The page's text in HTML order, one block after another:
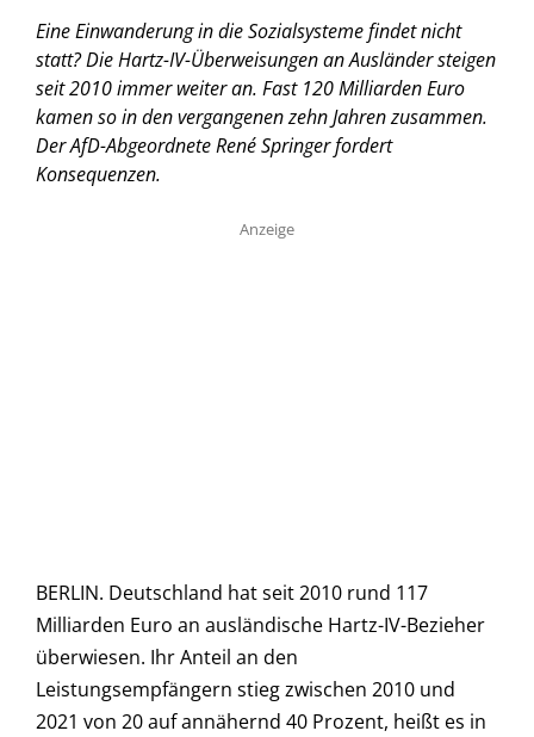
Eine Einwanderung in die Sozialsysteme findet nicht
statt? Die Hartz-IV-Überweisungen an Ausländer steigen
seit 2010 immer weiter an. Fast 120 Milliarden Euro
kamen so in den vergangenen zehn Jahren zusammen.
Der AfD-Abgeordnete René Springer fordert
Konsequenzen.
Anzeige
BERLIN. Deutschland hat seit 2010 rund 117
Milliarden Euro an ausländische Hartz-IV-Bezieher
überwiesen. Ihr Anteil an den
Leistungsempfängern stieg zwischen 2010 und
2021 von 20 auf annähernd 40 Prozent, heißt es in